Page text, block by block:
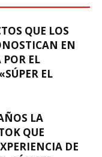
QUE LOS
EN
EL
EL
LA
QUE
DE